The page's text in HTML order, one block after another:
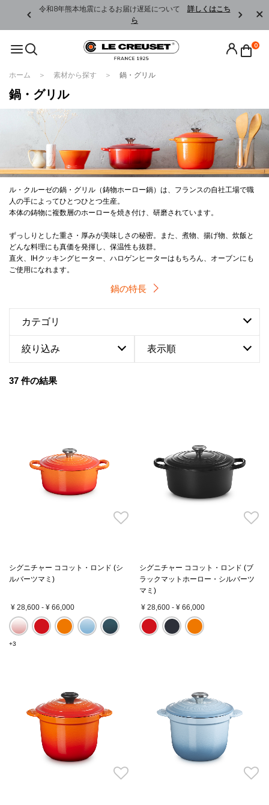
令和8年熊本地震によるお届け遅延について 詳しくはこち
ら
0
ホーム 素材から探す 鍋・グリル
鍋・グリル
ル・クルーゼの鍋・グリル（鋳物ホーロー鍋）は、フランスの自社工場で職
人の手によってひとつひとつ生産。
本体の鋳物に複数層のホーローを焼き付け、研磨されています。
ずっしりとした重さ・厚みが美味しさの秘密。また、煮物、揚げ物、炊飯と
どんな料理にも真価を発揮し、保温性も抜群。
直火、IHクッキングヒーター、ハロゲンヒーターはもちろん、オーブンにも
ご使用になれます。
鍋の特長
カテゴリ
絞り込み 表示順
37 件の結果
シグニチャー ココット・ロンド (シ
ルバーツマミ)
¥ 28,600 - ¥ 66,000
+3
シグニチャー ココット・ロンド (ブ
ラックマットホーロー・シルバーツ
マミ)
¥ 28,600-¥ 66,000